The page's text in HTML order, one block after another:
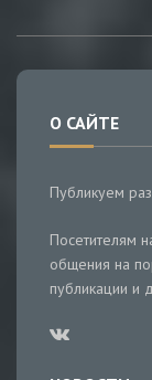
О САЙТЕ
Публикуем
Посетителям
общения на
публикации и